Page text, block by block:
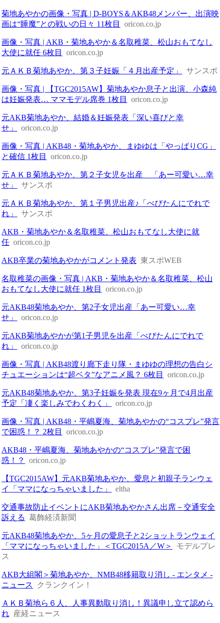
菊地あやかの画像・写真 | D-BOYS＆AKB48メンバー、出演映
画は“睡魔”との戦いの日々 11枚目
oricon.co.jp
画像・写真 | AKB・菊地あやか＆名取稚菜、松山おもてなし
大使に就任 6枚目
oricon.co.jp
元ＡＫＢ菊地あやか、第３子妊娠「４月出産予定」 サンスポ
画像・写真 | 【TGC2015AW】菊地あやか息子と出演、小森純
は妊娠発表… ママモデル席巻 1枚目
oricon.co.jp
元AKB菊地あやか、結婚＆妊娠発表「深い喜びと幸
せ」
oricon.co.jp
画像・写真 | AKB48・菊地あやか、まゆゆは「やっぱりCG」
と確信 1枚目
oricon.co.jp
元ＡＫＢ菊地あやか、第２子女児を出産 「あー可愛い…幸
せ」
サンスポ
元ＡＫＢ菊地あやか、第１子男児出産♪「べびたんにでれで
れ」
サンスポ
AKB・菊地あやか＆名取稚菜、松山おもてなし大使に就
任 oricon.co.jp
AKB卒業の菊地あやかがコメント発表 東スポWEB
名取稚菜の画像・写真 | AKB・菊地あやか＆名取稚菜、松山
おもてなし大使に就任 1枚目
oricon.co.jp
元AKB48菊地あやか、第2子女児出産「あー可愛い…幸
せ」
oricon.co.jp
元AKB菊地あやかが第1子男児を出産「べびたんにでれで
れ」
oricon.co.jp
画像・写真 | AKB48渡り廊下走り隊・まゆゆの理想の告白シ
チュエーションは“超ベタ”なアニメ風？ 6枚目
oricon.co.jp
元AKB48菊地あやか、第3子妊娠を発表 現在9ヶ月で4月出産
予定「凄く楽しみでわくわく」
oricon.co.jp
画像・写真 | AKB48・平嶋夏海、菊地あやかの“コスプレ”発言
で困惑！？ 2枚目
oricon.co.jp
AKB48・平嶋夏海、菊地あやかの“コスプレ”発言で困
惑！？
oricon.co.jp
【TGC2015AW】元AKB菊地あやか、愛息と初親子ランウェ
イ「ママになっちゃいました」
eltha
交通事故防止イベントにAKB菊地あやかさん出席－交通安全
訴える 葛飾経済新聞
元AKB48菊地あやか、5ヶ月の愛息子と2ショットランウェイ
「ママになっちゃいました」＜TGC2015A／W＞
モデルプレ
ス
AKB大組閣＞菊地あやか、NMB48移籍取り消し - エンタメ -
ニュース
クランクイン！
ＡＫＢ菊地ら６人、人事異動取り消し！異議申し立て認めら
れ 産経ニュース